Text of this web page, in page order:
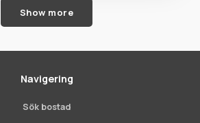
Show more
Navigering
Sök bostad